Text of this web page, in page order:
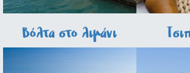
Βόλτα στο λιμάνι